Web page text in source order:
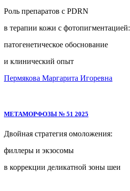
Роль препаратов с PDRN
в терапии кожи с фотопигментацией:
патогенетическое обоснование
и клинический опыт
Пермякова Маргарита Игоревна
МЕТАМОРФОЗЫ № 51 2025
Двойная стратегия омоложения:
филлеры и экзосомы
в коррекции деликатной зоны шеи